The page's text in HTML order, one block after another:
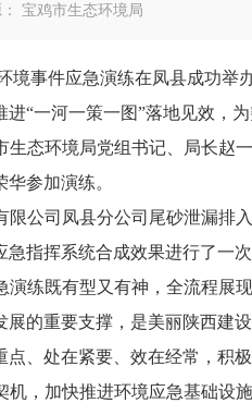
宝鸡市生态环境局
境事件应急演练在凤县成功
“一河一策一图”落地见效，
态环境局党组书记、局长赵
参加演练。
公司凤县分公司尾砂泄漏排
指挥系统合成效果进行了一次
练既有型又有神，全流程展
的重要支撑，是美丽陕西建
、处在紧要、效在经常，积
机，加快推进环境应急基础设